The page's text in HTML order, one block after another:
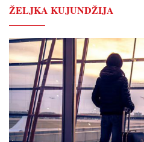
ŽELJKA KUJUNDŽIJA